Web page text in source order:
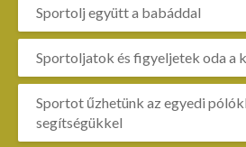
Sportolj együtt a babáddal
Sportoljatok és figyeljetek oda a
Sportot űzhetünk az egyedi
segítségükkel